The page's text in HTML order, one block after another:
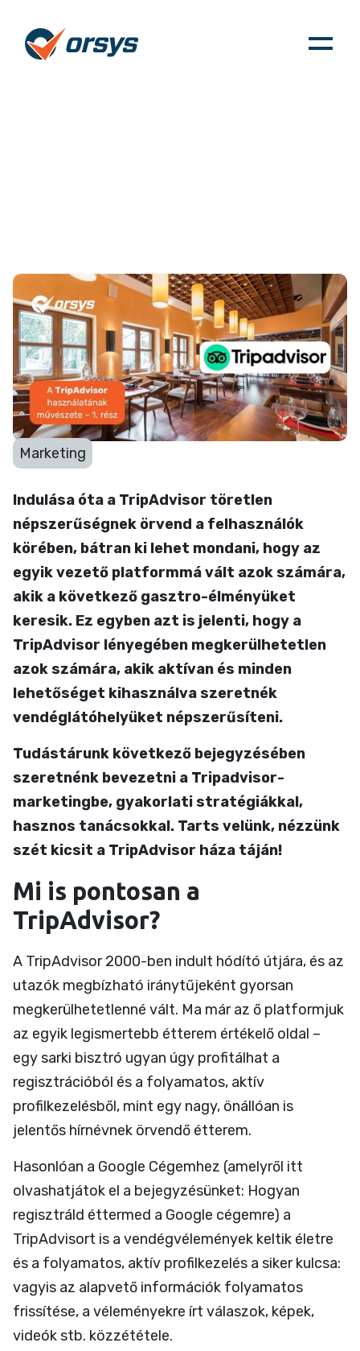
A TripAdvisor
használatának
művészete – 1. rész
2024-03-03 8:33
Marketing
Indulása óta a TripAdvisor töretlen
népszerűségnek örvend a felhasználók
körében, bátran ki lehet mondani, hogy az
egyik vezető platformmá vált azok számára,
akik a következő gasztro-élményüket
keresik. Ez egyben azt is jelenti, hogy a
TripAdvisor lényegében megkerülhetetlen
azok számára, akik aktívan és minden
lehetőséget kihasználva szeretnék
vendéglátóhelyüket népszerűsíteni.
Tudástárunk következő bejegyzésében
szeretnénk bevezetni a Tripadvisor-
marketingbe, gyakorlati stratégiákkal,
hasznos tanácsokkal. Tarts velünk, nézzünk
szét kicsit a TripAdvisor háza táján!
Mi is pontosan a
TripAdvisor?
A TripAdvisor 2000-ben indult hódító útjára, és az
utazók megbízható iránytűjeként gyorsan
megkerülhetetlenné vált. Ma már az ő platformjuk
az egyik legismertebb étterem értékelő oldal –
egy sarki bisztró ugyan úgy profitálhat a
regisztrációból és a folyamatos, aktív
profilkezelésből, mint egy nagy, önállóan is
jelentős hírnévnek örvendő étterem.
Hasonlóan a Google Cégemhez (amelyről itt
olvashatjátok el a bejegyzésünket: Hogyan
regisztráld éttermed a Google cégemre) a
TripAdvisort is a vendégvélemények keltik életre
és a folyamatos, aktív profilkezelés a siker kulcsa:
vagyis az alapvető információk folyamatos
frissítése, a véleményekre írt válaszok, képek,
videók stb. közzététele.